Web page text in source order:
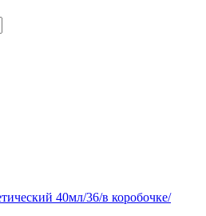
40мл/36/в коробочке/